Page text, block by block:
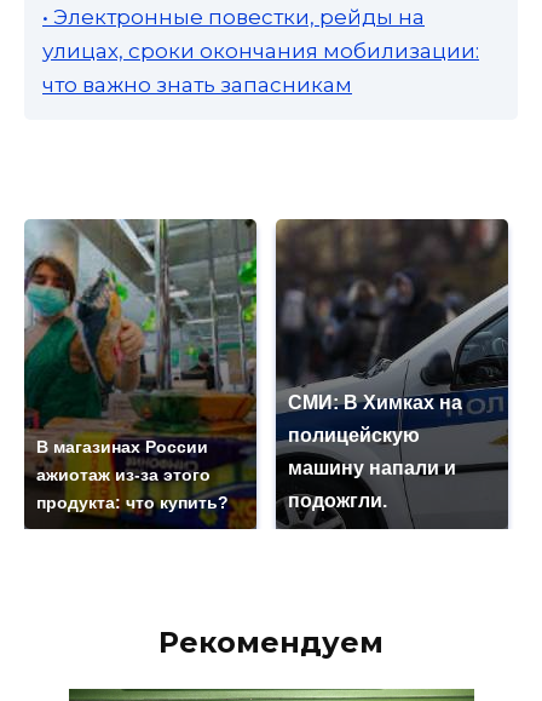
• Электронные повестки, рейды на
улицах, сроки окончания мобилизации:
что важно знать запасникам
В магазинах России
ажиотаж из-за этого
продукта: что купить?
СМИ: В Химках на
полицейскую
машину напали и
подожгли.
Рекомендуем